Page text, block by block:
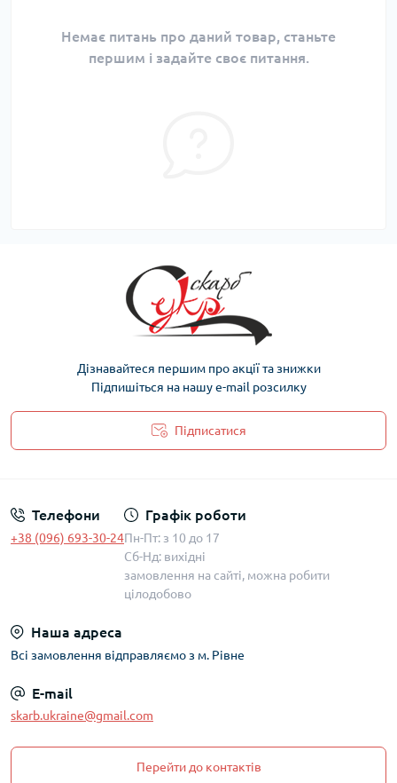
Немає питань про даний товар, станьте
першим і задайте своє питання.
Дізнавайтеся першим про акції та знижки
Підпишіться на нашу e-mail розсилку
Підписатися
Телефони
+38 (096) 693-30-24
Графік роботи
Пн-Пт: з 10 до 17
Сб-Нд: вихідні
замовлення на сайті, можна робити
цілодобово
Наша адреса
Всі замовлення відправляємо з м. Рівне
E-mail
skarb.ukraine@gmail.com
Перейти до контактів